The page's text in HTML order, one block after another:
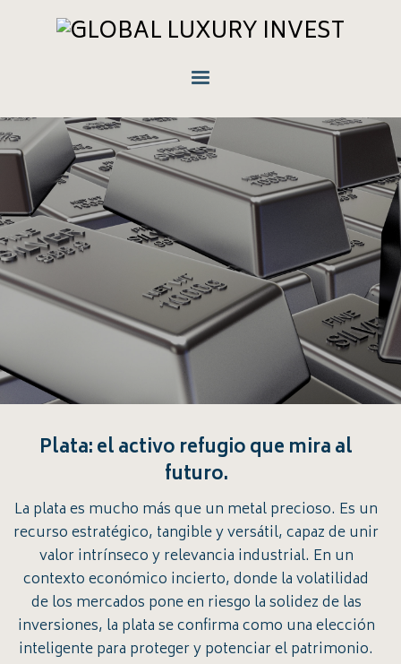
Plata: el activo refugio que mira al
futuro.
La plata es mucho más que un metal precioso. Es un
recurso estratégico, tangible y versátil, capaz de unir
valor intrínseco y relevancia industrial. En un
contexto económico incierto, donde la volatilidad
de los mercados pone en riesgo la solidez de las
inversiones, la plata se confirma como una elección
inteligente para proteger y potenciar el patrimonio.